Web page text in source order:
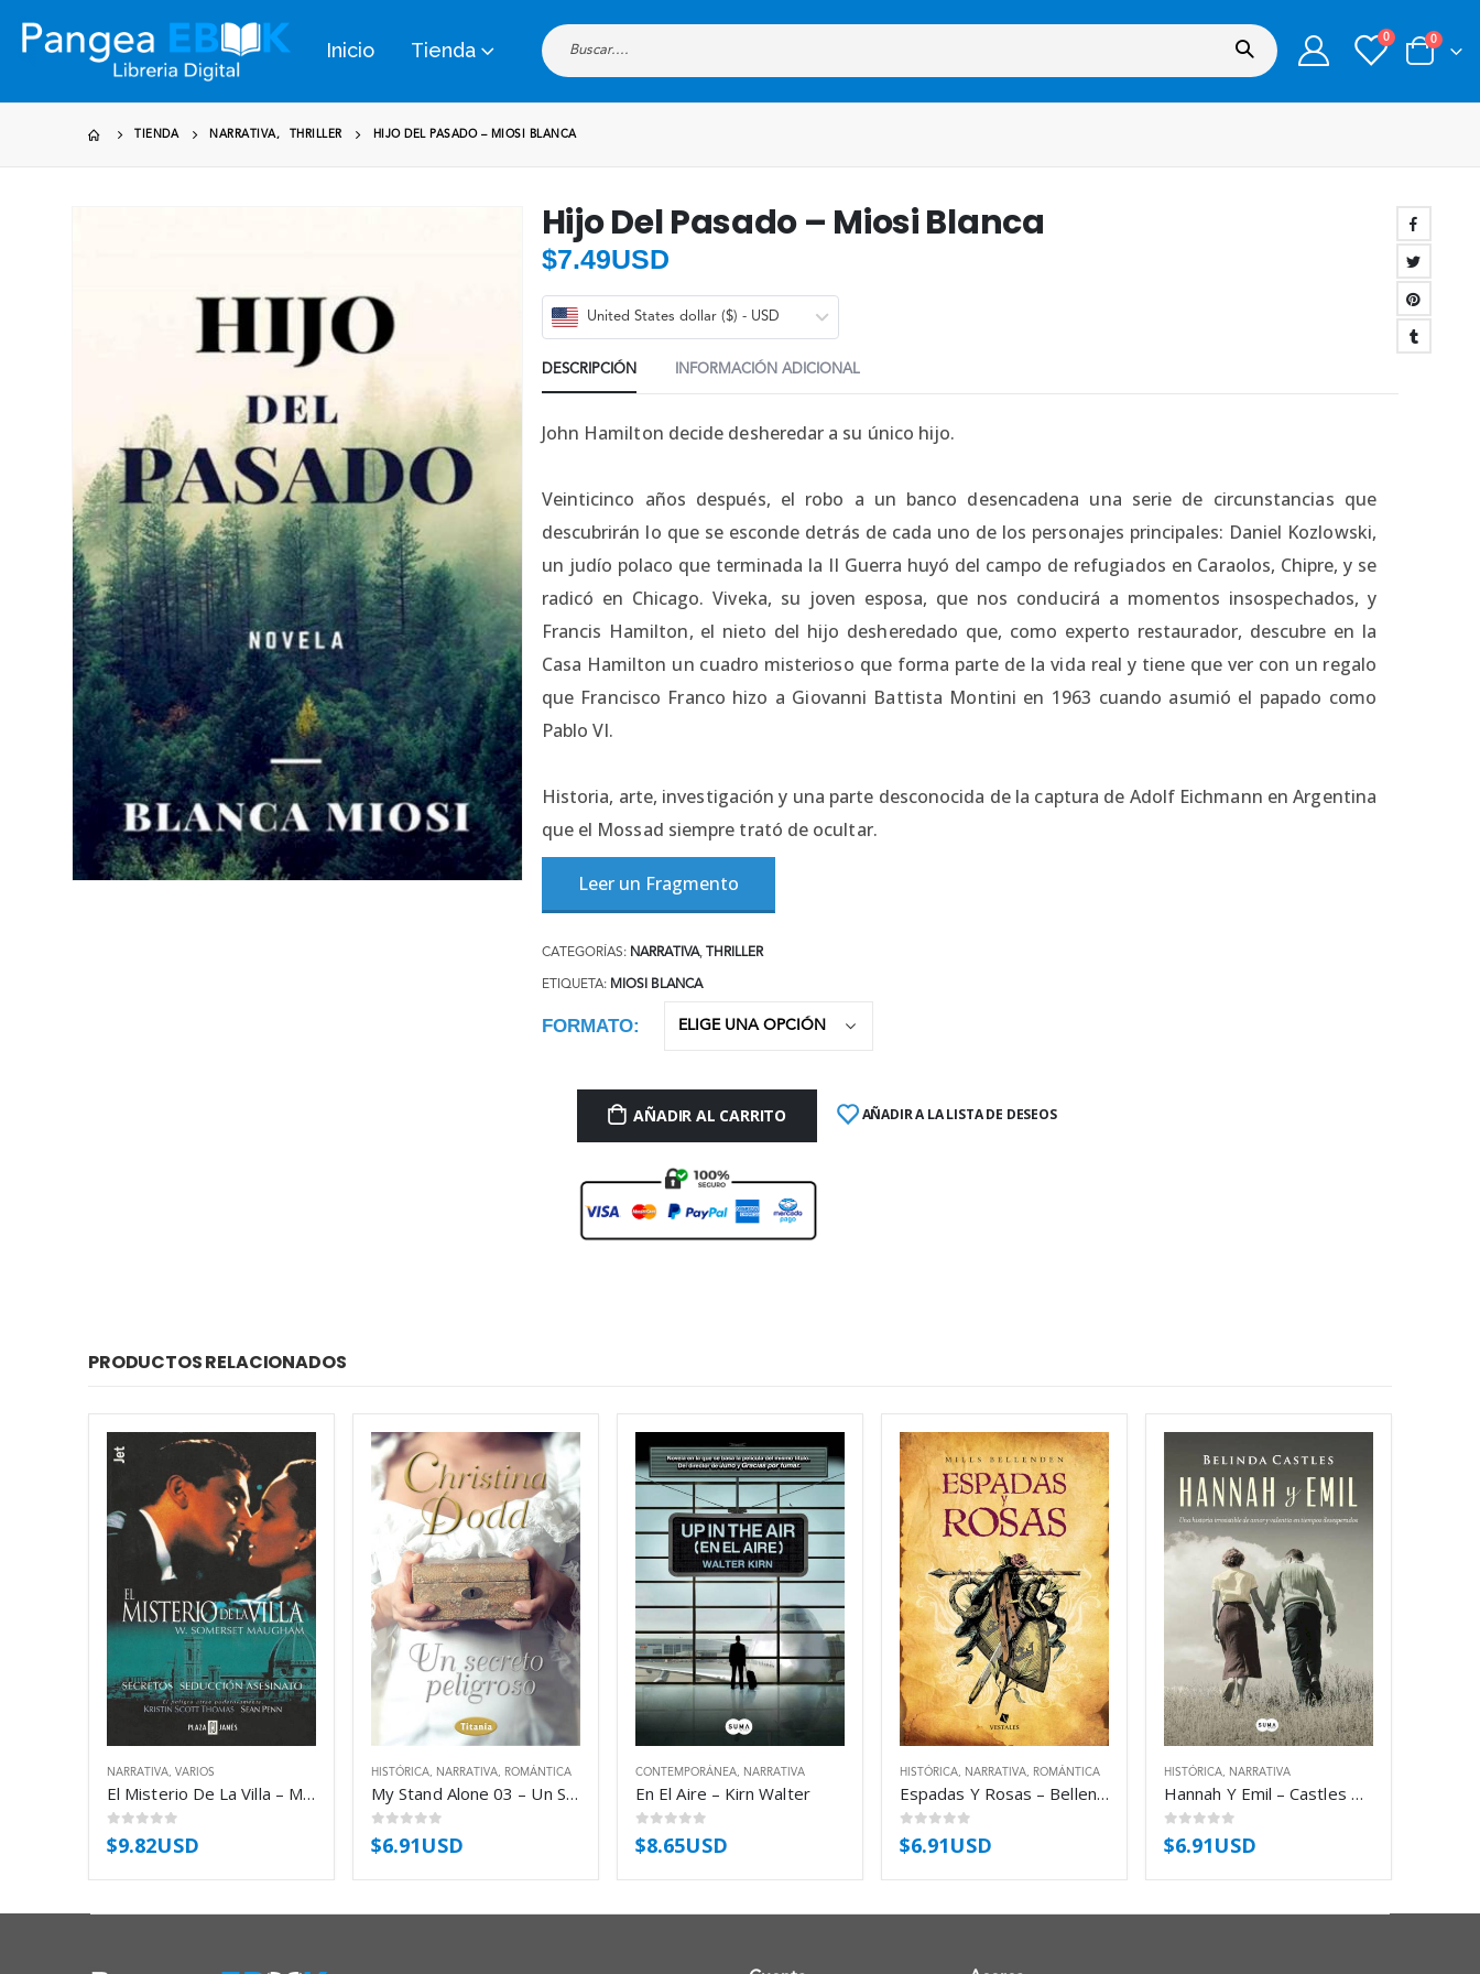
Inicio Tienda
0 0
TIENDA NARRATIVA , THRILLER HIJO DEL PASADO – MIOSI BLANCA
Hijo Del Pasado – Miosi Blanca
$7.49USD
United States dollar ($) - USD
DESCRIPCIÓN INFORMACIÓN ADICIONAL
John Hamilton decide desheredar a su único hijo.
Veinticinco años después, el robo a un banco desencadena una serie de circunstancias que
descubrirán lo que se esconde detrás de cada uno de los personajes principales: Daniel Kozlowski,
un judío polaco que terminada la II Guerra huyó del campo de refugiados en Caraolos, Chipre, y se
radicó en Chicago. Viveka, su joven esposa, que nos conducirá a momentos insospechados, y
Francis Hamilton, el nieto del hijo desheredado que, como experto restaurador, descubre en la
Casa Hamilton un cuadro misterioso que forma parte de la vida real y tiene que ver con un regalo
que Francisco Franco hizo a Giovanni Battista Montini en 1963 cuando asumió el papado como
Pablo VI.
Historia, arte, investigación y una parte desconocida de la captura de Adolf Eichmann en Argentina
que el Mossad siempre trató de ocultar.
Leer un Fragmento
CATEGORÍAS: NARRATIVA, THRILLER
ETIQUETA: MIOSI BLANCA
FORMATO
AÑADIR AL CARRITO AÑADIR A LA LISTA DE DESEOS
PRODUCTOS RELACIONADOS
NARRATIVA VARIOS
El Misterio De La Villa – Maugham W Somerset
0out of 5
$9.82USD
HISTÓRICA NARRATIVA ROMÁNTICA
My Stand Alone 03 – Un Secreto Peligroso – Dodd Christina
0out of 5
$6.91USD
CONTEMPORÁNEA NARRATIVA
En El Aire – Kirn Walter
0out of 5
$8.65USD
HISTÓRICA NARRATIVA ROMÁNTICA
Espadas Y Rosas – Bellenden Mills
0out of 5
$6.91USD
HISTÓRICA NARRATIVA
Hannah Y Emil – Castles Belinda
0out of 5
$6.91USD